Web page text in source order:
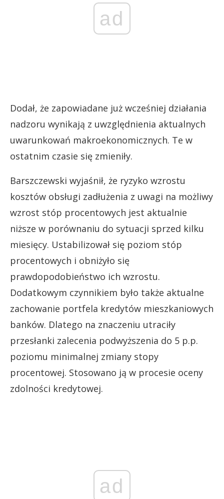
ad
Dodał, że zapowiadane już wcześniej działania
nadzoru wynikają z uwzględnienia aktualnych
uwarunkowań makroekonomicznych. Te w
ostatnim czasie się zmieniły.
Barszczewski wyjaśnił, że ryzyko wzrostu
kosztów obsługi zadłużenia z uwagi na możliwy
wzrost stóp procentowych jest aktualnie
niższe w porównaniu do sytuacji sprzed kilku
miesięcy. Ustabilizował się poziom stóp
procentowych i obniżyło się
prawdopodobieństwo ich wzrostu.
Dodatkowym czynnikiem było także aktualne
zachowanie portfela kredytów mieszkaniowych
banków. Dlatego na znaczeniu utraciły
przesłanki zalecenia podwyższenia do 5 p.p.
poziomu minimalnej zmiany stopy
procentowej. Stosowano ją w procesie oceny
zdolności kredytowej.
ad